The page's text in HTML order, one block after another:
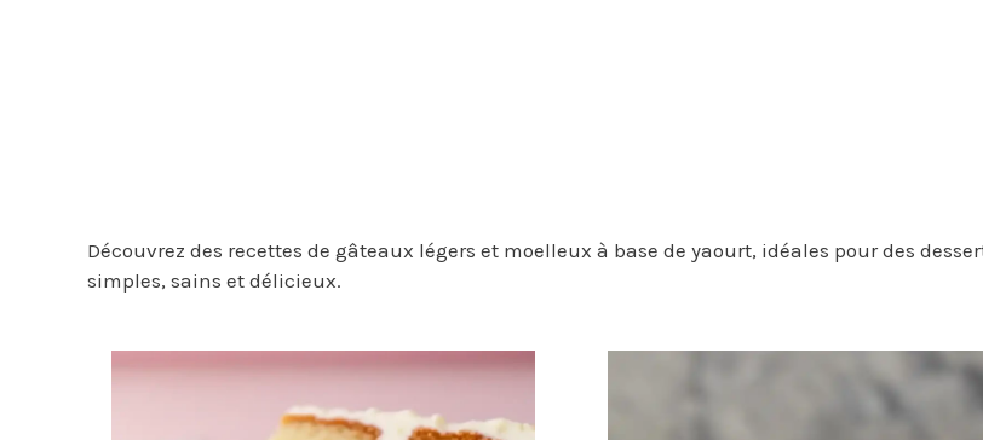
Découvrez des recettes de gâteaux légers et moelleux à base de yaourt, idéales pour des
simples, sains et délicieux.